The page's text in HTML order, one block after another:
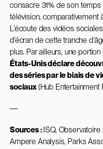
consacre 31% de son temps
télévision, comparativement
L’écoute des vidéos
d’écran de cette tranche
plus. Par ailleurs, une
États-Unis déclare
des séries par le biais de
sociaux(Hub Entertainment
—
Sources :ISQ, Observatoire
Ampere Analysis, Parks